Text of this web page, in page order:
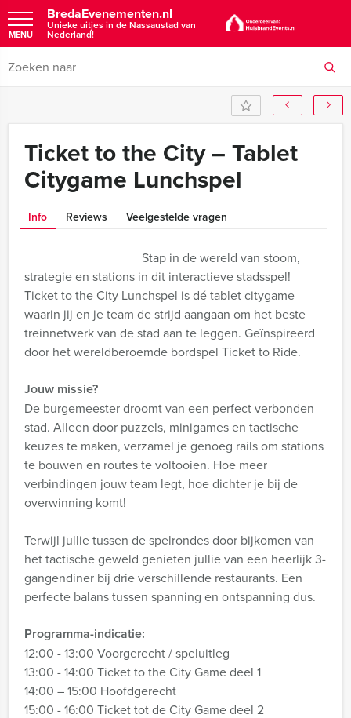
BredaEvenementen.nl
Unieke uitjes in de Nassaustad van
Nederland!
MENU
Ticket to the City – Tablet
Citygame Lunchspel
Info Reviews Veelgestelde vragen
Stap in de wereld van stoom,
strategie en stations in dit interactieve stadsspel!
Ticket to the City Lunchspel is dé tablet citygame
waarin jij en je team de strijd aangaan om het beste
treinnetwerk van de stad aan te leggen. Geïnspireerd
door het wereldberoemde bordspel Ticket to Ride.
Jouw missie?
De burgemeester droomt van een perfect verbonden
stad. Alleen door puzzels, minigames en tactische
keuzes te maken, verzamel je genoeg rails om stations
te bouwen en routes te voltooien. Hoe meer
verbindingen jouw team legt, hoe dichter je bij de
overwinning komt!
Terwijl jullie tussen de spelrondes door bijkomen van
het tactische geweld genieten jullie van een heerlijk 3-
gangendiner bij drie verschillende restaurants. Een
perfecte balans tussen spanning en ontspanning dus.
Programma-indicatie:
12:00 - 13:00 Voorgerecht / speluitleg
13:00 - 14:00 Ticket to the City Game deel 1
14:00 – 15:00 Hoofdgerecht
15:00 - 16:00 Ticket tot de City Game deel 2